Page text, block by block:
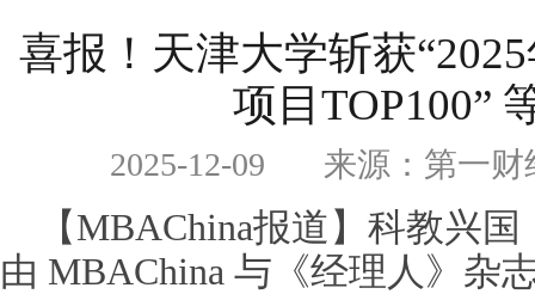
喜报！天津大学斩获
项目TOP100”
2025-12-09 来源：第
【MBAChina报道】科教兴
由 MBAChina 与《经理人》杂